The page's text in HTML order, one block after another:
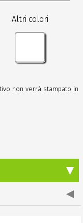
Altri colori
non verrà stampato in